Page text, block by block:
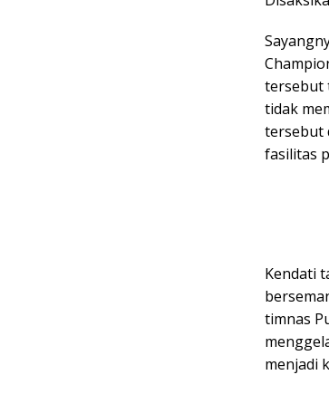
tersebut
tidak
tersebut
fasilitas
Kendati
timnas
menjadi